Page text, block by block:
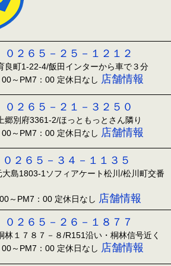
０２６５－２５－１２１２
良町1-22-4/飯田インターから車で３分
～PM7：00 定休日なし 店舗情報
０２６５－２１－３２５０
郷別府3361-2/ほっともっとさん隣り
～PM7：00 定休日なし 店舗情報
０２６５－３４－１１３５
大島1803-1ソフィアケート松川/松川町交番
～PM7：00 定休日なし 店舗情報
０２６５－２６－１８７７
林１７８７－８/R151沿い・桐林信号近く
～PM7：00 定休日なし 店舗情報